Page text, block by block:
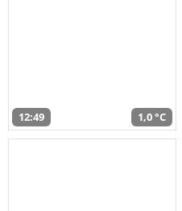
12:49 1,0 °C